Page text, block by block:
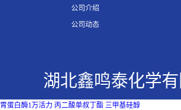
公司介绍
公司动态
湖北鑫鸣泰化学
胃蛋白酶1万活力 丙二酸单叔丁酯 三甲基硅醇